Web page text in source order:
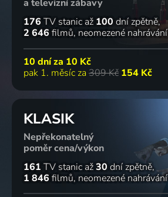
a televizní zábavy
176 TV stanic až 100 dní zpětně
2 646 filmů neomezené nahrávání
10 dní za 10 Kč
pak 1. měsíc za 309 Kč 154 Kč
KLASIK
Nepřekonatelný
poměr cena/výkon
161 TV stanic až30 dní zpětně
1 846 filmů neomezené nahrávání